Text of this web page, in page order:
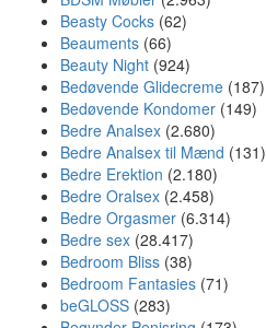
Beasty Cocks (62)
Beauments (66)
Beauty Night (924)
Bedøvende Glidecreme (187)
Bedøvende Kondomer (149)
Bedre Analsex (2.680)
Bedre Analsex til Mænd (131)
Bedre Erektion (2.180)
Bedre Oralsex (2.458)
Bedre Orgasmer (6.314)
Bedre sex (28.417)
Bedroom Bliss (38)
Bedroom Fantasies (71)
beGLOSS (283)